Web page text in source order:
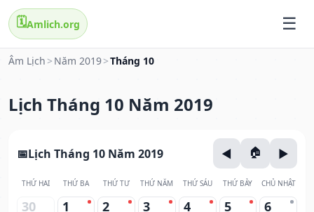
🗓️Amlich.org
Âm Lịch > Năm 2019>Tháng 10
Lịch Tháng 10 Năm 2019
Lịch Tháng 10 Năm 2019
THỨ HAI THỨ BA THỨ TƯ THỨ NĂM THỨ SÁU THỨ BẢY CHỦ NHẬT
30 1 2 3 4 5 6